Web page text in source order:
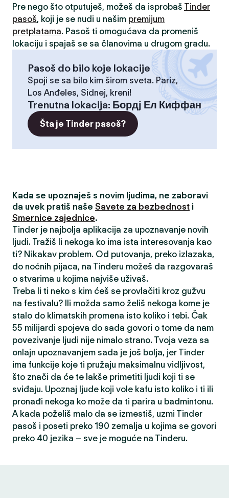
Pre nego što otputuješ, možeš da isprobaš Tinder
pasoš, koji je se nudi u našim premijum
pretplatama. Pasoš ti omogućava da promeniš
lokaciju i spajaš se sa članovima u drugom gradu.
Pasoš do bilo koje lokacije
Spoji se sa bilo kim širom sveta. Pariz,
Los Anđeles, Sidnej, kreni!
Trenutna lokacija: Бордј Ел Киффан
Šta je Tinder pasoš?
Kada se upoznaješ s novim ljudima, ne zaboravi
da uvek pratiš naše Savete za bezbednost i
Smernice zajednice.
Tinder je najbolja aplikacija za upoznavanje novih
ljudi. Tražiš li nekoga ko ima ista interesovanja kao
ti? Nikakav problem. Od putovanja, preko izlazaka,
do noćnih pijaca, na Tinderu možeš da razgovaraš
o stvarima u kojima najviše uživaš.
Treba li ti neko s kim ćeš se provlačiti kroz gužvu
na festivalu? Ili možda samo želiš nekoga kome je
stalo do klimatskih promena isto koliko i tebi. Čak
55 milijardi spojeva do sada govori o tome da nam
povezivanje ljudi nije nimalo strano. Tvoja veza sa
onlajn upoznavanjem sada je još bolja, jer Tinder
ima funkcije koje ti pružaju maksimalnu vidljivost,
što znači da će te lakše primetiti ljudi koji ti se
sviđaju. Upoznaj ljude koji vole kafu isto koliko i ti ili
pronađi nekoga ko može da ti parira u badmintonu.
A kada poželiš malo da se izmestiš, uzmi Tinder
pasoš i poseti preko 190 zemalja u kojima se govori
preko 40 jezika – sve je moguće na Tinderu.